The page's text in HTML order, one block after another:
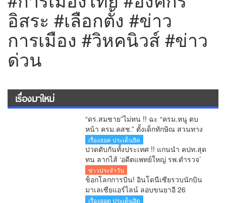
อิสระ #เลือกตั้ง #ข่าว
การเมือง #วิหคนิวส์ #ข่าว
ด่วน
เรื่องมาใหม่
“ดร.สมชาย”ไม่ทน !! ฉะ “ครม.หนู ตบ
หน้า ครม.คสช.” ตั้งเด็กทักษิณ สวนทาง
ปฏิรูปประเทศ-ยุทธศาสตร์ชาติ
เรื่องฮอต ประเด็นฮิต
ปวดตับกันทั้งประเทศ !! แกนนำ คปท.สุด
ทน ลากไส้ ‘อดีตแพทย์ใหญ่ รพ.ตำรวจ’
เลื่อนยศ พล.ต.อ. พร้อมดัน ‘ผกก.หนุ่ย’ ขึ้น
ผอ.ป.ย.ป. เทียบชั้น C11 สำนักนายกฯ!!
สมัยอนุทิน
ข่าวประจำวัน
ช็อกโลกการบิน! อินโดนีเซียรวบนักบิน
มาเลเซียแอร์ไลน์ ลอบขนยาอี 26
กิโลกรัม คาสนามบิน
เรื่องฮอต ประเด็นฮิต